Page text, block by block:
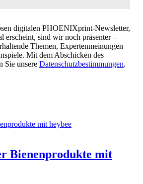
digitalen PHOENIXprint-Newsletter,
erscheint, sind wir noch präsenter –
Themen, Expertenmeinungen
Mit dem Abschicken des
Sie unsere Datenschutzbestimmungen.
Bienenprodukte mit